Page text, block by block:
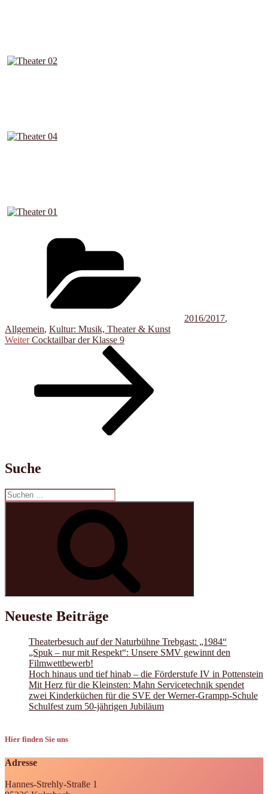
2016/2017,
Allgemein, Kultur: Musik, Theater & Kunst
Beitragsnavigation
Nächster
Weiter Cocktailbar der Klasse 9
Suche
Suchen
nach:
Neueste Beiträge
Theaterbesuch auf der Naturbühne Trebgast: „1984“
„Spuk – nur mit Respekt“: Unsere SMV gewinnt den
Filmwettbewerb!
Hoch hinaus und tief hinab – die Förderstufe IV in Pottenstein
Mit Herz für die Kleinsten: Mahn Servicetechnik spendet
zwei Kinderküchen für die SVE der Werner-Grampp-Schule
Schulfest zum 50-jährigen Jubiläum
Hier finden Sie uns
Adresse
Hannes-Strehly-Straße 1